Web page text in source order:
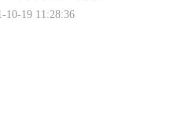
10-19 11:28:36